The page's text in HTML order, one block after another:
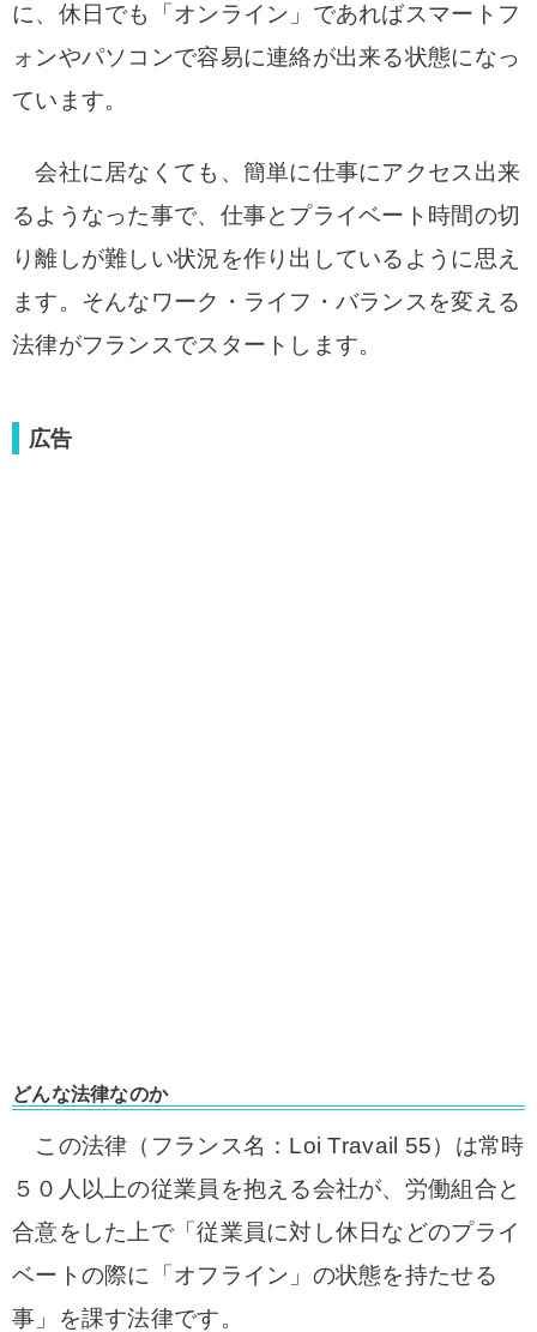
に、休日でも「オンライン」であればスマートフ
ォンやパソコンで容易に連絡が出来る状態になっ
ています。
会社に居なくても、簡単に仕事にアクセス出来
るようなった事で、仕事とプライベート時間の切
り離しが難しい状況を作り出しているように思え
ます。 そんなワーク・ライフ・バランスを変える
法律がフランスでスタートします。
広告
どんな法律なのか
この法律（フランス名：Loi Travail 55）は常時
５０人以上の従業員を抱える会社が、労働組合と
合意をした上で「従業員に対し休日などのプライ
ベートの際に「 オフライン」の状態を持たせる
事」を課す法律です。